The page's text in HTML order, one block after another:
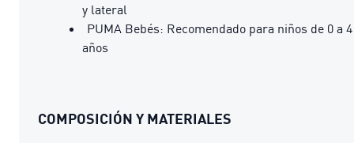
y lateral
PUMA Bebés: Recomendado para niños de 0 a 4
años
COMPOSICIÓN Y MATERIALES